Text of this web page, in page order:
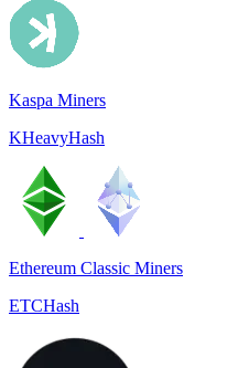
Kaspa Miners
KHeavyHash
Ethereum Classic Miners
ETCHash